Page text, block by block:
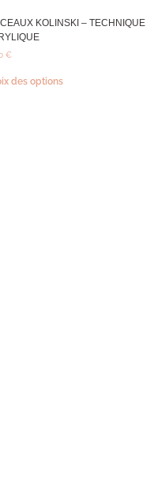
KOLINSKI – TECHNIQUE
€
des options